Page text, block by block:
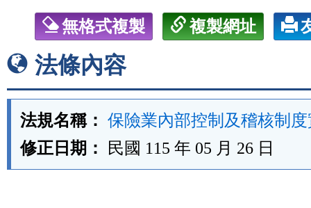
無格式複製 複製網址
法條內容
法規名稱： 保險業內部控制及稽核制
修正日期：
民國 115 年 05 月 26 日